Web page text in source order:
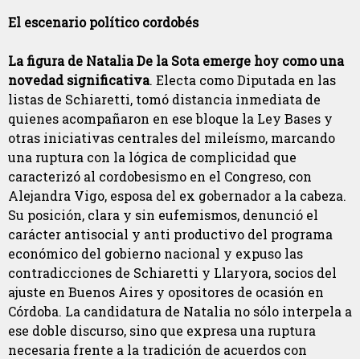
El escenario político cordobés
La figura de Natalia De la Sota emerge hoy como una
novedad significativa. Electa como Diputada en las
listas de Schiaretti, tomó distancia inmediata de
quienes acompañaron en ese bloque la Ley Bases y
otras iniciativas centrales del mileísmo, marcando
una ruptura con la lógica de complicidad que
caracterizó al cordobesismo en el Congreso, con
Alejandra Vigo, esposa del ex gobernador a la cabeza.
Su posición, clara y sin eufemismos, denunció el
carácter antisocial y anti productivo del programa
económico del gobierno nacional y expuso las
contradicciones de Schiaretti y Llaryora, socios del
ajuste en Buenos Aires y opositores de ocasión en
Córdoba. La candidatura de Natalia no sólo interpela a
ese doble discurso, sino que expresa una ruptura
necesaria frente a la tradición de acuerdos con